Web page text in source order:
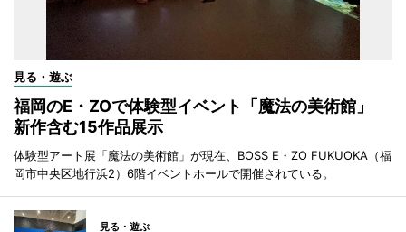
見る・遊ぶ
福岡のE・ZOで体験型イベント「魔法の美術館」
新作含む15作品展示
体験型アート展「魔法の美術館」が現在、BOSS E・ZO FUKUOKA（福
岡市中央区地行浜2）6階イベントホールで開催されている。
見る・遊ぶ